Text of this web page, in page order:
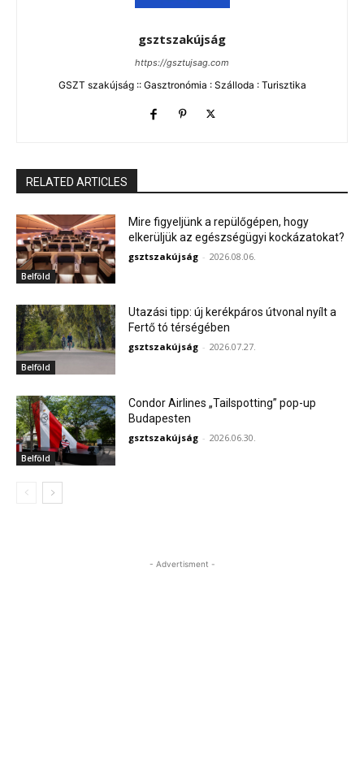
gsztszakújság
https://gsztujsag.com
GSZT szakújság :: Gasztronómia : Szálloda : Turisztika
RELATED ARTICLES
Belföld
Mire figyeljünk a repülőgépen, hogy
elkerüljük az egészségügyi kockázatokat?
gsztszakújság - 2026.08.06.
Belföld
Utazási tipp: új kerékpáros útvonal nyílt a
Fertő tó térségében
gsztszakújság - 2026.07.27.
Belföld
Condor Airlines „Tailspotting” pop-up
Budapesten
gsztszakújság - 2026.06.30.
- Advertisment -